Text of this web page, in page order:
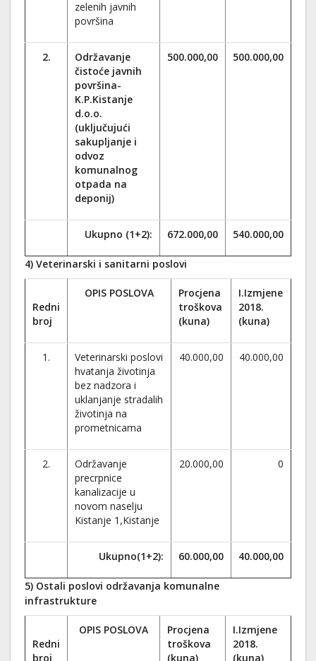
zelenih javnih
površina
2.
Održavanje
čistoće javnih
površina-
K.P.Kistanje
d.o.o.
(uključujući
sakupljanje i
odvoz
komunalnog
otpada na
deponij)
500.000,00 500.000,00
Ukupno (1+2): 672.000,00 540.000,00
4) Veterinarski i sanitarni poslovi
Redni
broj
OPIS POSLOVA
Procjena
troškova
(kuna)
I.Izmjene
2018.
(kuna)
1.
Veterinarski poslovi
hvatanja životinja
bez nadzora i
uklanjanje stradalih
životinja na
prometnicama
40.000,00 40.000,00
2.
Održavanje
precrpnice
kanalizacije u
novom naselju
Kistanje 1,Kistanje
20.000,00 0
Ukupno(1+2): 60.000,00 40.000,00
5) Ostali poslovi održavanja komunalne
infrastrukture
Redni
broj
OPIS POSLOVA
Procjena
troškova
(kuna)
I.Izmjene
2018.
(kuna)